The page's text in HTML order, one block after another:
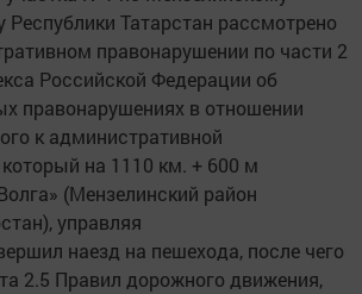
Республики Татарстан рассмотрено
правонарушении по части 2
Российской Федерации об
правонарушениях в отношении
к административной
который на 1110 км. + 600 м
(Мензелинский район
управляя
наезд на пешехода, после чего
2.5 Правил дорожного движения,